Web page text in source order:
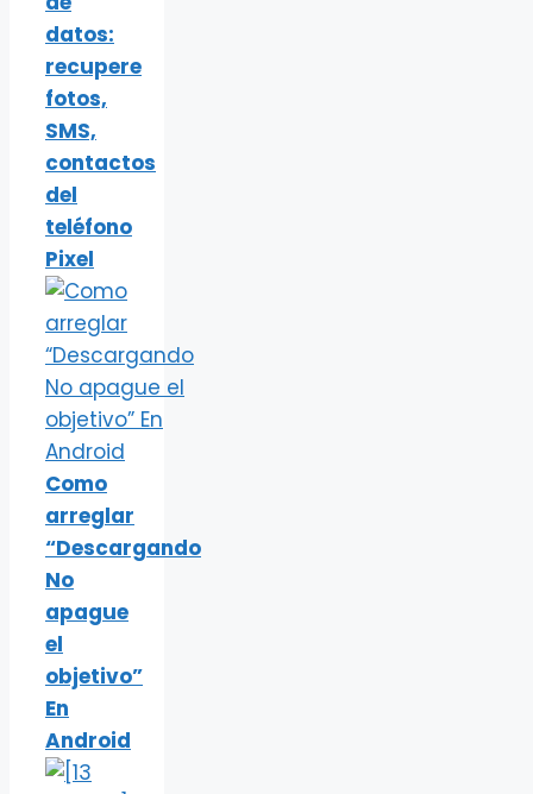
datos:
recupere
fotos,
SMS,
contactos
del
teléfono
Pixel
Como
arreglar
“Descargando
No
apague
el
objetivo”
En
Android